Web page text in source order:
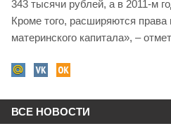
343 тысячи рублей, а в 2011-м
Кроме того, расширяются
материнского капитала», –
ВСЕ НОВОСТИ